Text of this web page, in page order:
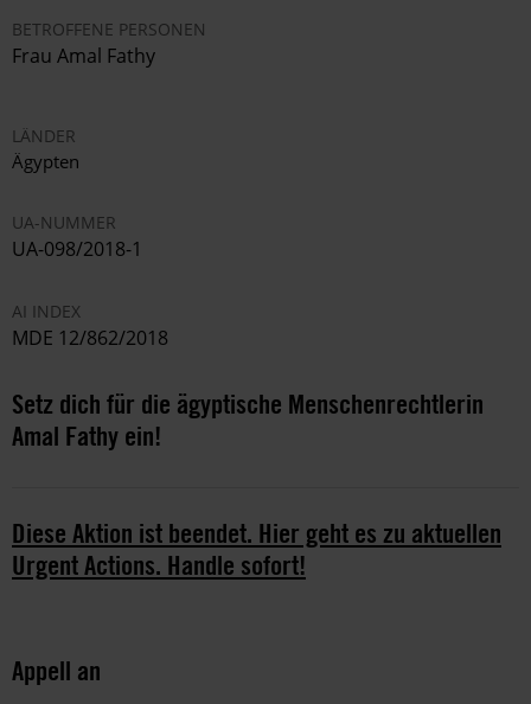
BETROFFENE PERSONEN
Frau Amal Fathy
LÄNDER
Ägypten
UA-NUMMER
UA-098/2018-1
AI INDEX
MDE 12/862/2018
Setz dich für die ägyptische Menschenrechtlerin
Amal Fathy ein!
Diese Aktion ist beendet. Hier geht es zu aktuellen
Urgent Actions. Handle sofort!
Appell an